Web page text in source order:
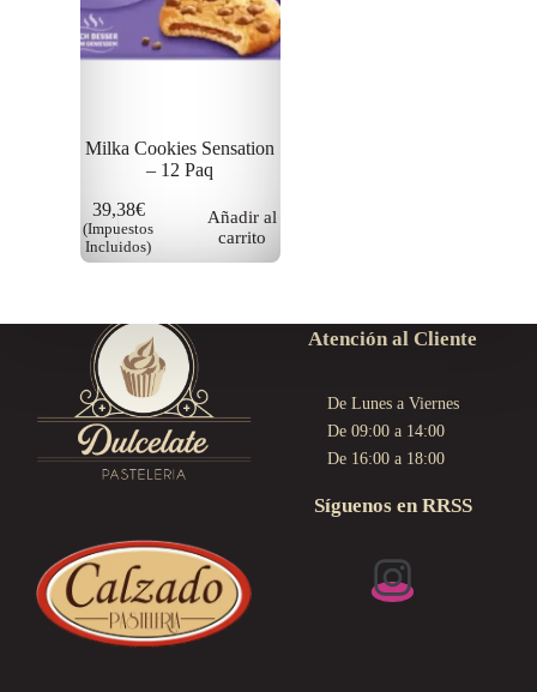
Milka Cookies Sensation
– 12 Paq
39,38€
(Impuestos
Incluidos)
Añadir al
carrito
Atención al Cliente
De Lunes a Viernes
De 09:00 a 14:00
De 16:00 a 18:00
Síguenos en RRSS